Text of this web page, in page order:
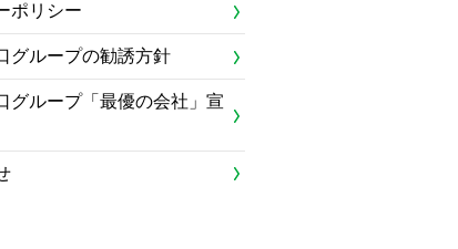
ポリシー
グループの勧誘方針
グループ「最優の会社」宣